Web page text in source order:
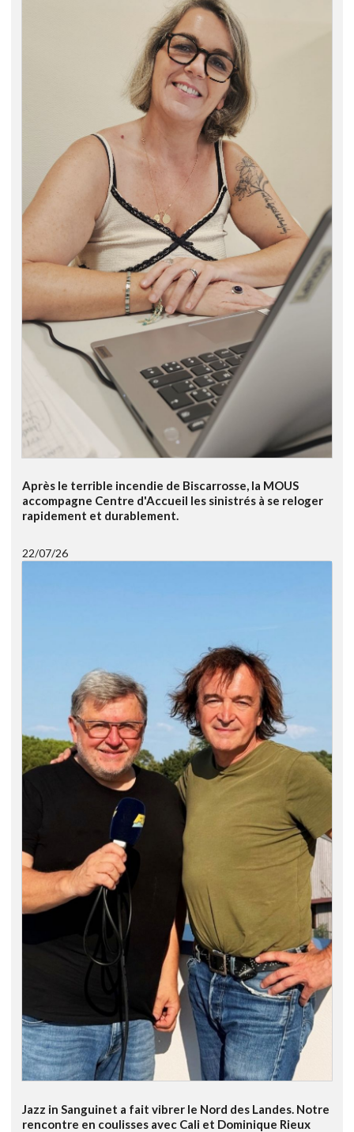
Après le terrible incendie de Biscarrosse, la MOUS
accompagne Centre d'Accueil les sinistrés à se reloger
rapidement et durablement.
22/07/26
Jazz in Sanguinet a fait vibrer le Nord des Landes. Notre
rencontre en coulisses avec Cali et Dominique Rieux